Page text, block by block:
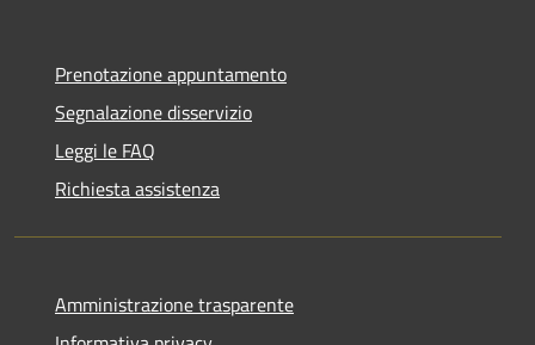
Prenotazione appuntamento
Segnalazione disservizio
Leggi le FAQ
Richiesta assistenza
Amministrazione trasparente